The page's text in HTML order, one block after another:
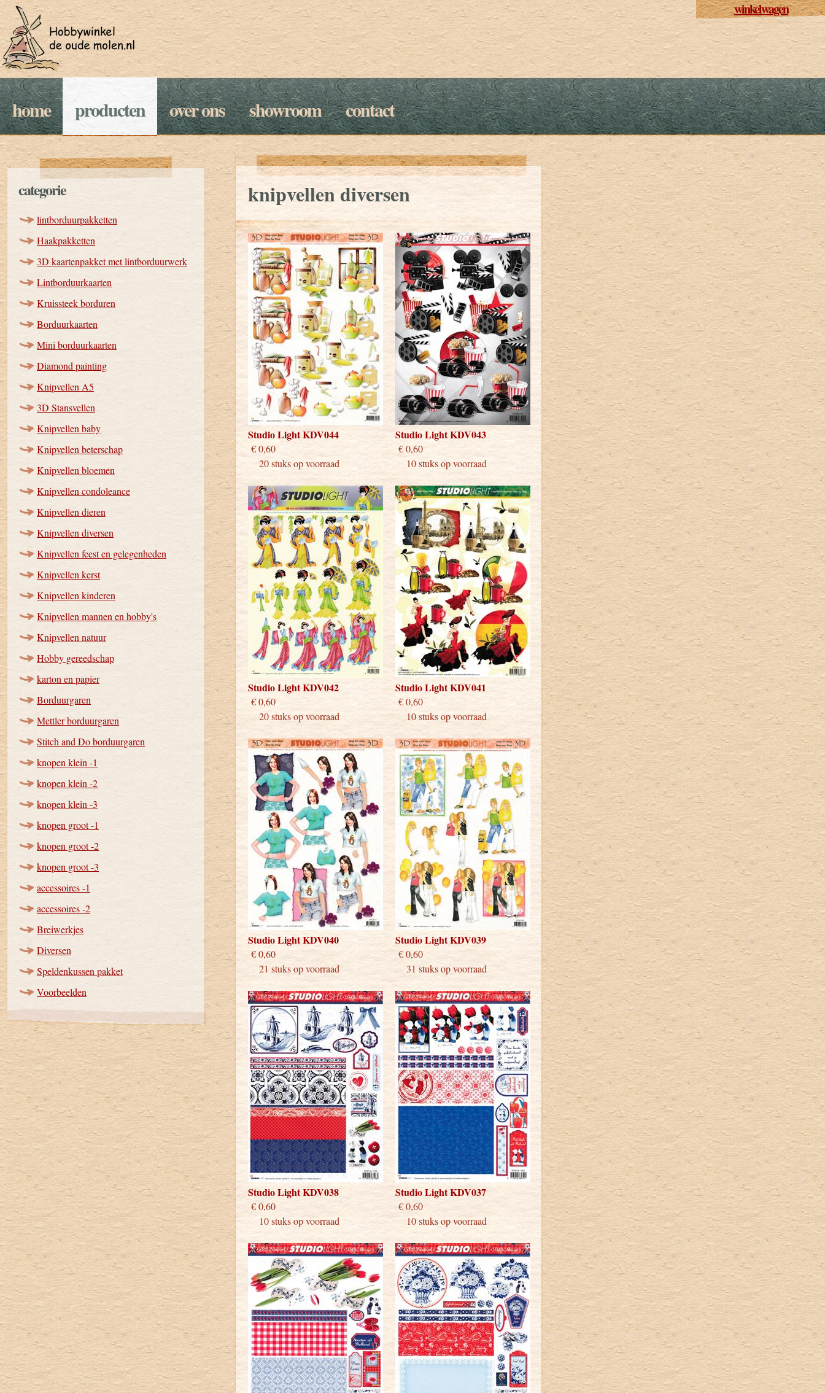
winkelwagen
home producten over ons showroom contact
categorie
lintborduurpakketten
Haakpakketten
3D kaartenpakket met lintborduurwerk
Lintborduurkaarten
Kruissteek borduren
Borduurkaarten
Mini borduurkaarten
Diamond painting
Knipvellen A5
3D Stansvellen
Knipvellen baby
Knipvellen beterschap
Knipvellen bloemen
Knipvellen condoleance
Knipvellen dieren
Knipvellen diversen
Knipvellen feest en gelegenheden
Knipvellen kerst
Knipvellen kinderen
Knipvellen mannen en hobby's
Knipvellen natuur
Hobby gereedschap
karton en papier
Borduurgaren
Mettler borduurgaren
Stitch and Do borduurgaren
knopen klein -1
knopen klein -2
knopen klein -3
knopen groot -1
knopen groot -2
knopen groot -3
accessoires -1
accessoires -2
Breiwerkjes
Diversen
Speldenkussen pakket
Voorbeelden
knipvellen diversen
Studio Light KDV044
€ 0,60
20 stuks op voorraad
Studio Light KDV043
€ 0,60
10 stuks op voorraad
Studio Light KDV042
€ 0,60
20 stuks op voorraad
Studio Light KDV041
€ 0,60
10 stuks op voorraad
Studio Light KDV040
€ 0,60
21 stuks op voorraad
Studio Light KDV039
€ 0,60
31 stuks op voorraad
Studio Light KDV038
€ 0,60
10 stuks op voorraad
Studio Light KDV037
€ 0,60
10 stuks op voorraad